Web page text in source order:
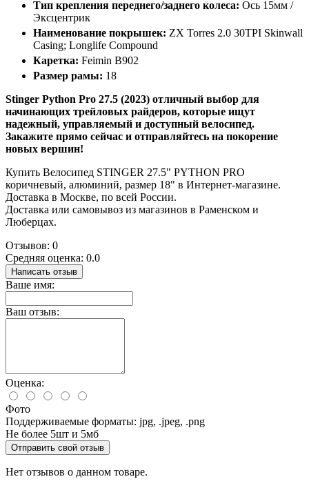
Тип крепления переднего/заднего колеса: Ось 15мм /
Эксцентрик
Наименование покрышек: ZX Torres 2.0 30TPI Skinwall
Casing; Longlife Compound
Каретка: Feimin B902
Размер рамы: 18
Stinger Python Pro 27.5 (2023) отличный выбор для
начинающих трейловых райдеров, которые ищут
надежный, управляемый и доступный велосипед.
Закажите прямо сейчас и отправляйтесь на покорение
новых вершин!
Купить Велосипед STINGER 27.5" PYTHON PRO
коричневый, алюминий, размер 18" в Интернет-магазине.
Доставка в Москве, по всей России.
Доставка или самовывоз из магазинов в Раменском и
Люберцах.
Отзывов: 0
Средняя оценка: 0.0
Написать отзыв
Ваше имя:
Ваш отзыв:
Оценка:
Фото
Поддерживаемые форматы: jpg, .jpeg, .png
Не более 5шт и 5мб
Отправить свой отзыв
Нет отзывов о данном товаре.